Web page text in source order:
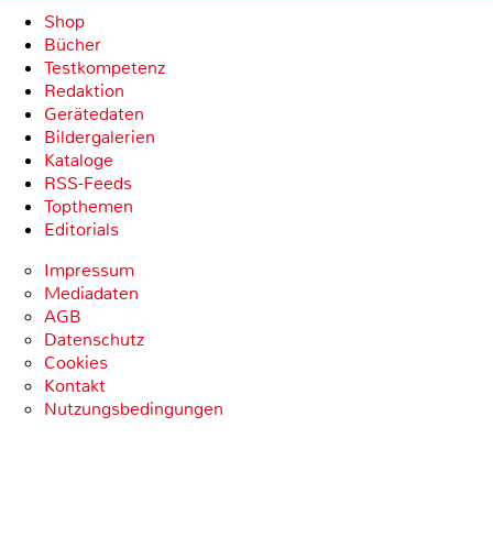
Shop
Bücher
Testkompetenz
Redaktion
Gerätedaten
Bildergalerien
Kataloge
RSS-Feeds
Topthemen
Editorials
Impressum
Mediadaten
AGB
Datenschutz
Cookies
Kontakt
Nutzungsbedingungen